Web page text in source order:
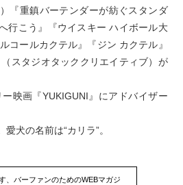
『重鎮バーテンダーが紡ぐスタンダ
行こう』『ウイスキー ハイボール大
コールカクテル』『ジン カクテル』
（スタジオタッククリエイティブ）が
映画『YUKIGUNI』にアドバイザー
犬の名前は“カリラ”。
、バーファンのためのWEBマガジ